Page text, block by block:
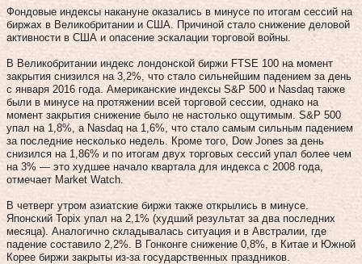
Фондовые индексы накануне оказались в минусе по итогам сессий на
биржах в Великобритании и США. Причиной стало снижение деловой
активности в США и опасение эскалации торговой войны.
В Великобритании индекс лондонской биржи FTSE 100 на момент
закрытия снизился на 3,2%, что стало сильнейшим падением за день
с января 2016 года. Американские индексы S&P 500 и Nasdaq также
были в минусе на протяжении всей торговой сессии, однако на
момент закрытия снижение было не настолько ощутимым. S&P 500
упал на 1,8%, а Nasdaq на 1,6%, что стало самым сильным падением
за последние несколько недель. Кроме того, Dow Jones за день
снизился на 1,86% и по итогам двух торговых сессий упал более чем
на 3% — это худшее начало квартала для индекса с 2008 года,
отмечает Market Watch.
В четверг утром азиатские биржи также открылись в минусе.
Японский Topix упал на 2,1% (худший результат за два последних
месяца). Аналогично складывалась ситуация и в Австралии, где
падение составило 2,2%. В Гонконге снижение 0,8%, в Китае и Южной
Корее биржи закрыты из-за государственных праздников.